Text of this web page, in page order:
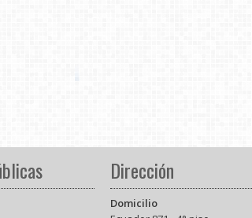
Dirección
Domicilio